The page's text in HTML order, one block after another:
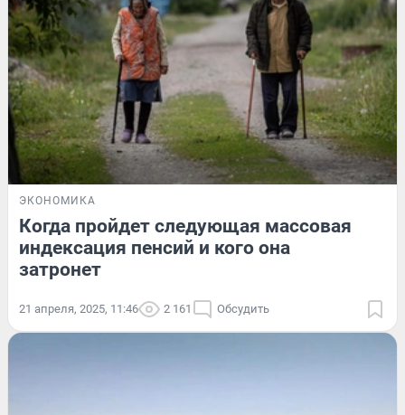
ЭКОНОМИКА
Когда пройдет следующая массовая
индексация пенсий и кого она
затронет
21 апреля, 2025, 11:46 2 161 Обсудить